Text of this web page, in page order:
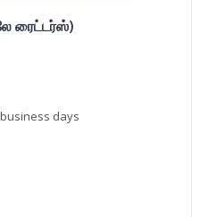
ரைட்டர்ஸ்)
days